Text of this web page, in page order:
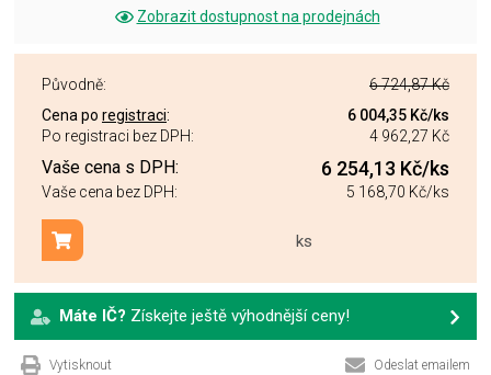
Zobrazit dostupnost na prodejnách
Původně:
6 724,87 Kč
Cena po registraci: 6 004,35 Kč/ks
Po registraci bez DPH:
4 962,27 Kč
Vaše cena s DPH: 6 254,13 Kč/ks
Vaše cena bez DPH: 5 168,70 Kč/ks
ks
Přidat do košíku
Máte IČ? Získejte ještě výhodnější ceny!
Vytisknout Odeslat emailem